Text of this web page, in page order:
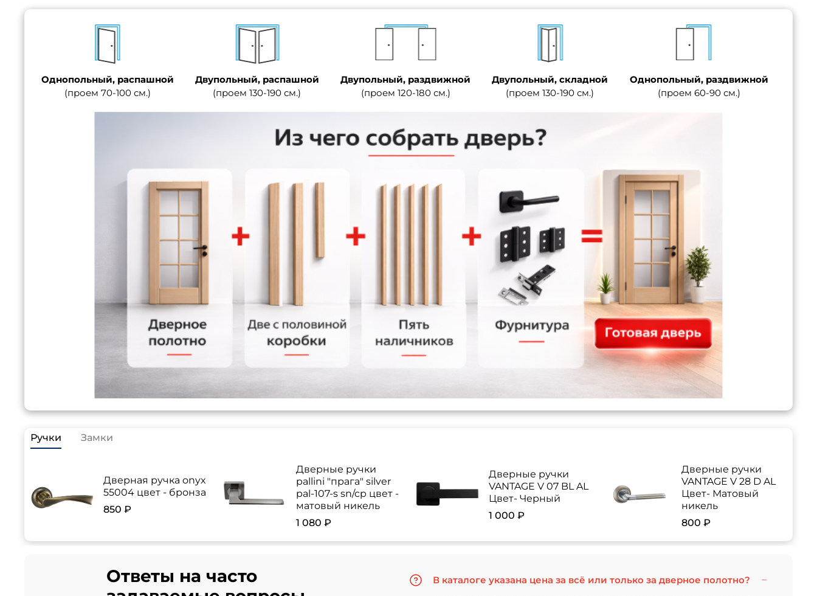
Однопольный, распашной
(проем 70-100 см.)
Двупольный, распашной
(проем 130-190 см.)
Двупольный, раздвижной
(проем 120-180 см.)
Двупольный, складной
(проем 130-190 см.)
Однопольный, раздвижной
(проем 60-90 см.)
Ручки Замки
Дверная ручка onyx
55004 цвет - бронза
850 ₽
Дверные ручки
pallini "прага" silver
pal-107-s sn/cp цвет -
матовый никель
1 080 ₽
Дверные ручки
VANTAGE V 07 BL AL
Цвет- Черный
1 000 ₽
Дверные ручки
VANTAGE V 28 D AL
Цвет- Матовый
никель
800 ₽
Ответы на часто
В каталоге указана цена за всё или только за дверное полотно?